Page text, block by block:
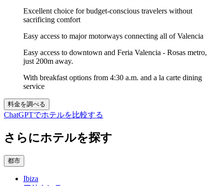
Excellent choice for budget-conscious travelers without
sacrificing comfort
Easy access to major motorways connecting all of Valencia
Easy access to downtown and Feria Valencia - Rosas metro,
just 200m away.
With breakfast options from 4:30 a.m. and a la carte dining
service
料金を調べる
ChatGPTでホテルを比較する
さらにホテルを探す
都市
Ibiza